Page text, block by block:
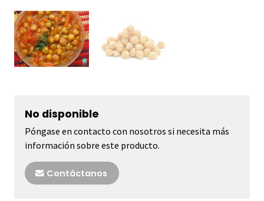
No disponible
Póngase en contacto con nosotros si necesita más
información sobre este producto.
Contáctanos